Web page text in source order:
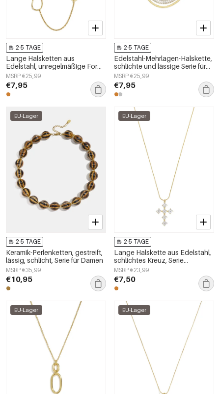
2-5 TAGE
Lange Halsketten aus
Edelstahl, unregelmäßige Form,
schlichte Alltags-Serie,
Damenschmuck
MSRP €25,99
€7,95
2-5 TAGE
Edelstahl-Mehrlagen-Halskette,
schlichte und lässige Serie für
Damen
MSRP €25,99
€7,95
EU-Lager
2-5 TAGE
Keramik-Perlenketten, gestreift,
lässig, schlicht, Serie für Damen
MSRP €35,99
€10,95
EU-Lager
2-5 TAGE
Lange Halskette aus Edelstahl,
schlichtes Kreuz, Serie
„Alltagsschmuck“,
Damenschmuck
MSRP €23,99
€7,50
EU-Lager EU-Lager